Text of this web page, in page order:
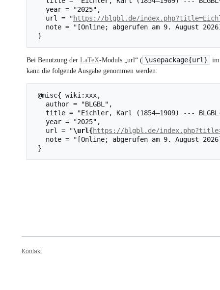
   url = "
https://blgbl.de/
Bei Benutzung der LaTeX-Moduls „url“ ( \usepackage{url}
im
kann die folgende Ausgabe genommen werden:
   url = "
\url{https://blgbl.de/
Kontakt